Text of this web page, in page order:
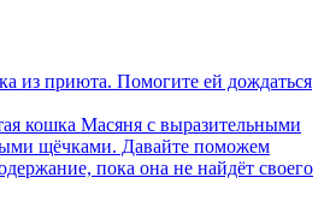
из приюта. Помогите ей дождаться
кошка Масяня с выразительными
щёчками. Давайте поможем
пока она не найдёт своего